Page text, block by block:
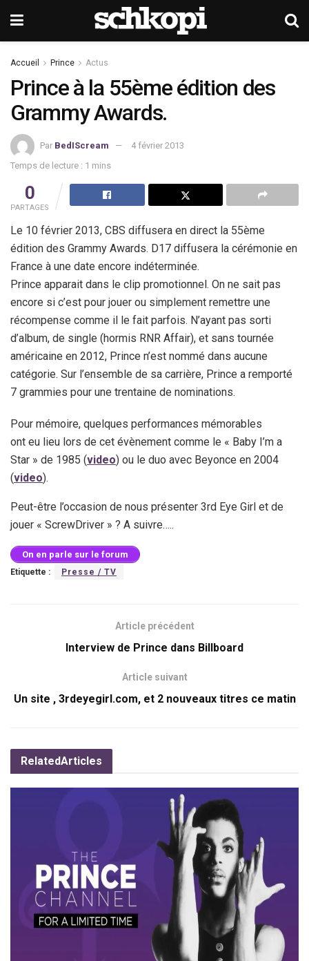
Accueil Prince Actus
Prince à la 55ème édition des
Grammy Awards.
Par BedIScream
4 février 2013
Temps de lecture : 1 mins
0
PARTAGES
Le 10 février 2013, CBS diffusera en direct la 55ème
édition des Grammy Awards. D17 diffusera la cérémonie en
France à une date encore indéterminée.
Prince apparait dans le clip promotionnel. On ne sait pas
encore si c’est pour jouer ou simplement remettre une
récompense comme il le fait parfois. N’ayant pas sorti
d’album, de single (hormis RNR Affair), et sans tournée
américaine en 2012, Prince n’est nommé dans aucune
catégorie. Sur l’ensemble de sa carrière, Prince a remporté
7 grammies pour une trentaine de nominations.
Pour mémoire, quelques performances mémorables
ont eu lieu lors de cet évènement comme le « Baby I’m a
Star » de 1985 (video) ou le duo avec Beyonce en 2004
(video).
Peut-être l’occasion de nous présenter 3rd Eye Girl et de
jouer « ScrewDriver » ? A suivre…..
On en parle sur le forum
Etiquette : Presse / TV
Article précédent
Interview de Prince dans Billboard
Article suivant
Un site , 3rdeyegirl.com, et 2 nouveaux titres ce matin
RelatedArticles